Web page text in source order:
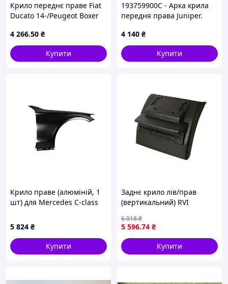
Крило переднє праве Fiat
Ducato 14-/Peugeot Boxer
4 266.50 ₴
Купити
193759900C - Арка крила
передня права Juniper.
4 140 ₴
Купити
Крило праве (алюміній, 1
шт) для Mercedes C-сlass
5 824 ₴
Купити
Заднє крило лів/прав
(вертикальний) RVI
385/527
5 596.74 ₴
6 018₴
Купити